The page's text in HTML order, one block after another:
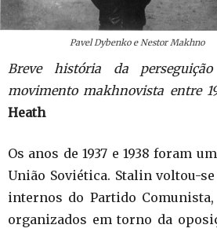
Pavel Dybenko e Nestor Makhno
Breve história da
movimento makhnovista entre
Heath
Os anos de 1937 e 1938 foram
União Soviética. Stalin voltou-
internos do Partido
organizados em torno da